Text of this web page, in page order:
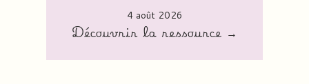
4 août 2026
Découvrir la ressource →